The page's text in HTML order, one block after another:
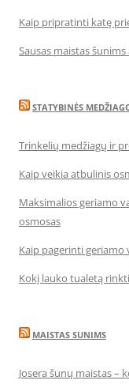
Kaip pripratinti katę
Sausas maistas
STATYBINĖS
Trinkelių medžiagų ir
Kaip veikia atbulinis
Maksimalios geriamo
osmosas
Kaip pagerinti geriamo
Kokį lauko tualetą
MAISTAS SUNIMS
Josera šunų maistas –